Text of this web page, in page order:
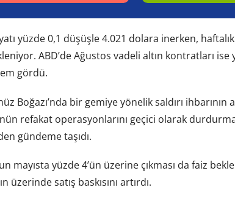
yüzde 0,1 düşüşle 4.021 dolara inerken,
ABD’de Ağustos vadeli altın kontratları
gördü.
Boğazı’nda bir gemiye yönelik saldırı ihbarının
refakat operasyonlarını geçici olarak
gündeme taşıdı.
mayısta yüzde 4’ün üzerine çıkması da faiz
üzerinde satış baskısını artırdı.